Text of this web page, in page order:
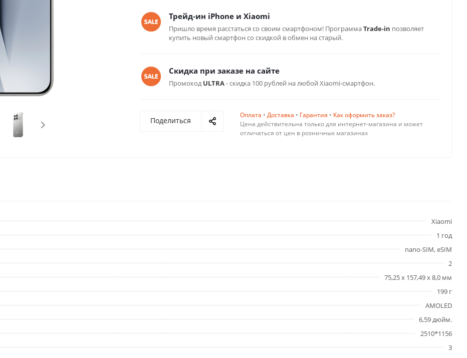
Трейд-ин iPhone и Xiaomi
Пришло время расстаться со своим смартфоном! ПрограммаTrade-in позволяет
купить новый смартфон со скидкой в обмен на старый.
Скидка при заказе на сайте
Промокод ULTRA- скидка 100 рублей на любой Xiaomi-смартфон.
Поделиться
Оплата • Доставка • Гарантия • Как оформить заказ?
Цена действительна только для интернет-магазина и может
отличаться от цен в розничных магазинах
Xiaomi
1 год
nano-SIM, eSIM
2
75,25 х 157,49 х 8,0 мм
199 г
AMOLED
6,59 дюйм.
2510*1156
3